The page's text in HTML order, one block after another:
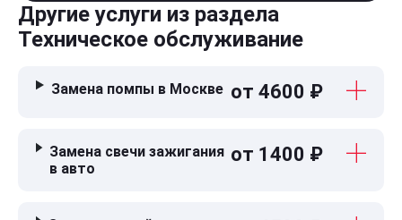
Другие услуги из раздела
Техническое обслуживание
Замена помпы в Москве от 4600 ₽
Замена свечи зажигания
в авто
от 1400 ₽